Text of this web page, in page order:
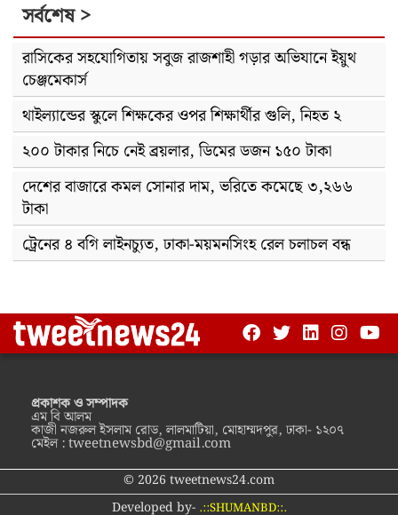
সর্বশেষ >
রাসিকের সহযোগিতায় সবুজ রাজশাহী গড়ার অভিযানে ইয়ুথ
চেঞ্জমেকার্স
থাইল্যান্ডের স্কুলে শিক্ষকের ওপর শিক্ষার্থীর গুলি, নিহত ২
২০০ টাকার নিচে নেই ব্রয়লার, ডিমের ডজন ১৫০ টাকা
দেশের বাজারে কমল সোনার দাম, ভরিতে কমেছে ৩,২৬৬
টাকা
ট্রেনের ৪ বগি লাইনচ্যুত, ঢাকা-ময়মনসিংহ রেল চলাচল বন্ধ
প্রকাশক ও সম্পাদক
এম বি আলম
কাজী নজরুল ইসলাম রোড, লালমাটিয়া, মোহাম্মদপুর, ঢাকা- ১২০৭
মেইল :tweetnewsbd@gmail.com
© 2026 tweetnews24.com
Developed by- .::SHUMANBD::.